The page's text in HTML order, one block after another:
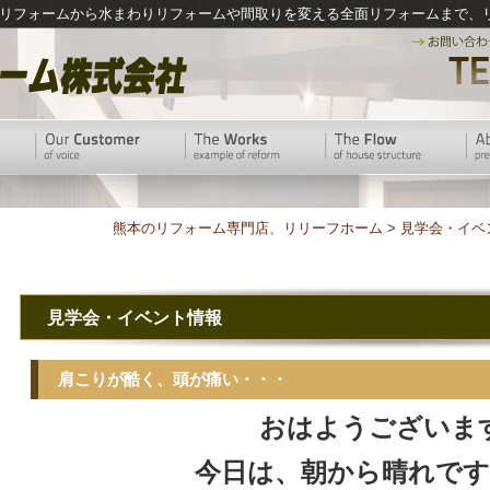
フォームから水まわりリフォームや間取りを変える全面リフォームまで
熊本のリフォーム専門店、リリーフホーム > 見学会・イ
見学会・イベント情報
肩こりが酷く、頭が痛い・・・
おはようございま
今日は、朝から晴れで